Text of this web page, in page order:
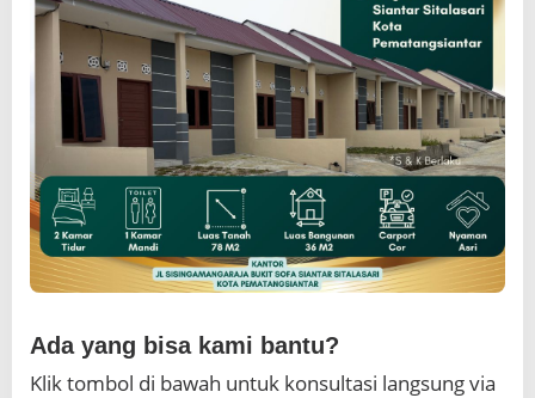
Ada yang bisa kami bantu?
Klik tombol di bawah untuk konsultasi langsung via